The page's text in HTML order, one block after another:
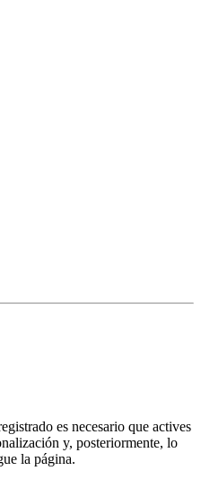
es necesario que actives
y, posteriormente, lo
la página.